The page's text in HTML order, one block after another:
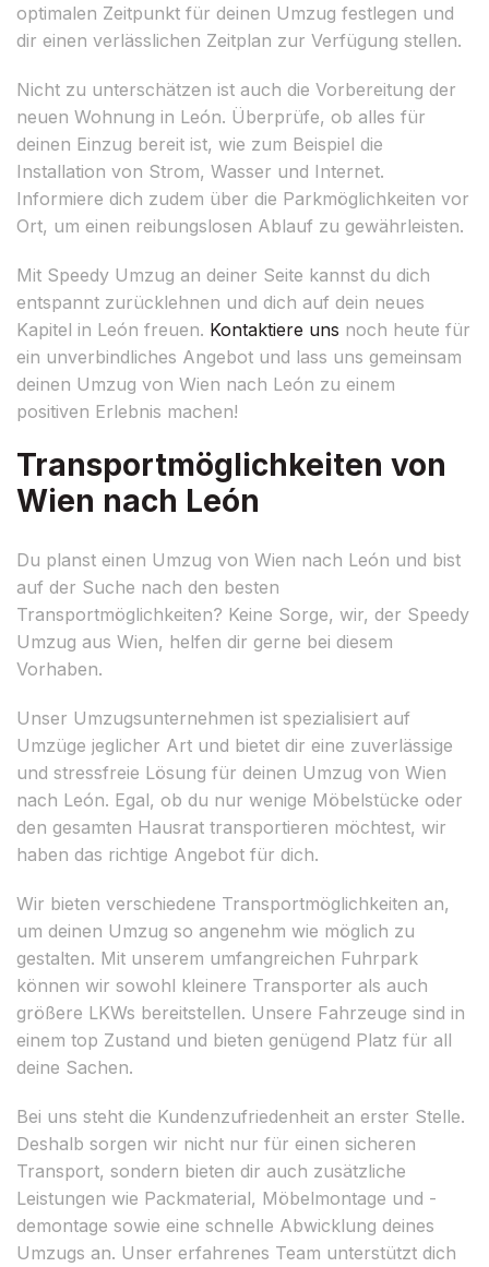
optimalen Zeitpunkt für deinen Umzug festlegen und
dir einen verlässlichen Zeitplan zur Verfügung stellen.
Nicht zu unterschätzen ist auch die Vorbereitung der
neuen Wohnung in León. Überprüfe, ob alles für
deinen Einzug bereit ist, wie zum Beispiel die
Installation von Strom, Wasser und Internet.
Informiere dich zudem über die Parkmöglichkeiten vor
Ort, um einen reibungslosen Ablauf zu gewährleisten.
Mit Speedy Umzug an deiner Seite kannst du dich
entspannt zurücklehnen und dich auf dein neues
Kapitel in León freuen. Kontaktiere uns noch heute für
ein unverbindliches Angebot und lass uns gemeinsam
deinen Umzug von Wien nach León zu einem
positiven Erlebnis machen!
Transportmöglichkeiten von
Wien nach León
Du planst einen Umzug von Wien nach León und bist
auf der Suche nach den besten
Transportmöglichkeiten? Keine Sorge, wir, der Speedy
Umzug aus Wien, helfen dir gerne bei diesem
Vorhaben.
Unser Umzugsunternehmen ist spezialisiert auf
Umzüge jeglicher Art und bietet dir eine zuverlässige
und stressfreie Lösung für deinen Umzug von Wien
nach León. Egal, ob du nur wenige Möbelstücke oder
den gesamten Hausrat transportieren möchtest, wir
haben das richtige Angebot für dich.
Wir bieten verschiedene Transportmöglichkeiten an,
um deinen Umzug so angenehm wie möglich zu
gestalten. Mit unserem umfangreichen Fuhrpark
können wir sowohl kleinere Transporter als auch
größere LKWs bereitstellen. Unsere Fahrzeuge sind in
einem top Zustand und bieten genügend Platz für all
deine Sachen.
Bei uns steht die Kundenzufriedenheit an erster Stelle.
Deshalb sorgen wir nicht nur für einen sicheren
Transport, sondern bieten dir auch zusätzliche
Leistungen wie Packmaterial, Möbelmontage und -
demontage sowie eine schnelle Abwicklung deines
Umzugs an. Unser erfahrenes Team unterstützt dich